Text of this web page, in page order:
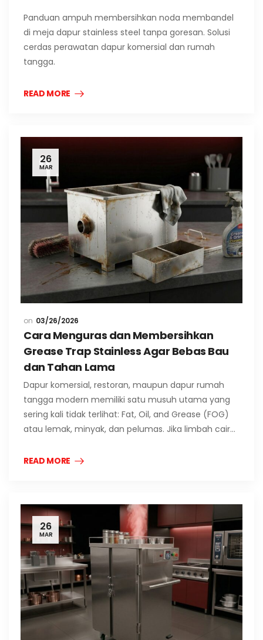
Panduan ampuh membersihkan noda membandel
di meja dapur stainless steel tanpa goresan. Solusi
cerdas perawatan dapur komersial dan rumah
tangga.
READ MORE
26
MAR
03/26/2026
Cara Menguras dan Membersihkan
Grease Trap Stainless Agar Bebas Bau
dan Tahan Lama
Dapur komersial, restoran, maupun dapur rumah
tangga modern memiliki satu musuh utama yang
sering kali tidak terlihat: Fat, Oil, and Grease (FOG)
atau lemak, minyak, dan pelumas. Jika limbah cair…
READ MORE
26
MAR